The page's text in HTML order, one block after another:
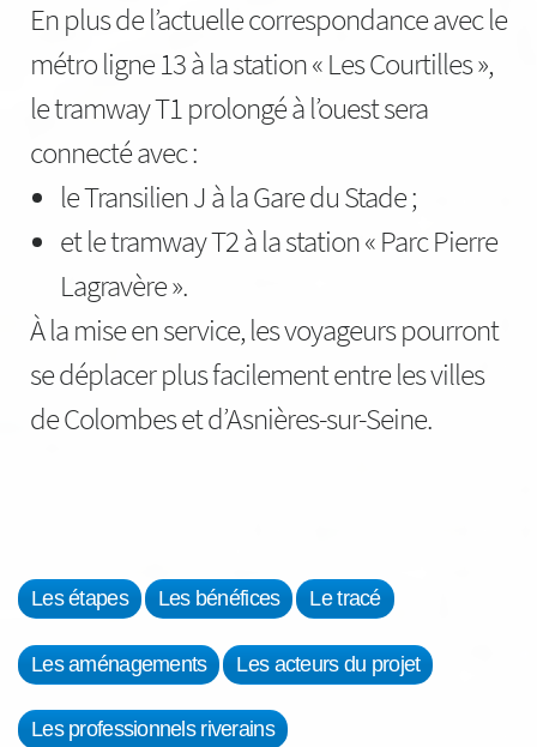
En plus de l’actuelle correspondance avec le
métro ligne 13 à la station « Les Courtilles »,
le tramway T1 prolongé à l’ouest sera
connecté avec :
le Transilien J à la Gare du Stade ;
et le tramway T2 à la station « Parc Pierre
Lagravère ».
À la mise en service, les voyageurs pourront
se déplacer plus facilement entre les villes
de Colombes et d’Asnières-sur-Seine.
Les étapes Les bénéfices Le tracé
Les aménagements Les acteurs du projet
Les professionnels riverains